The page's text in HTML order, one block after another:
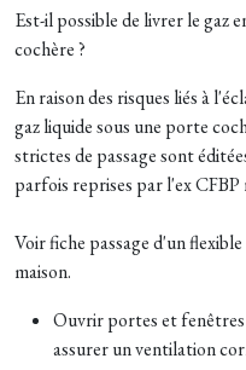
Est-il possible de livrer le gaz
cochère ?
En raison des risques liés à
gaz liquide sous une porte
strictes de passage sont
parfois reprises par l'ex CFBP
Voir fiche passage d'un
maison.
Ouvrir portes et
assurer un ventilation